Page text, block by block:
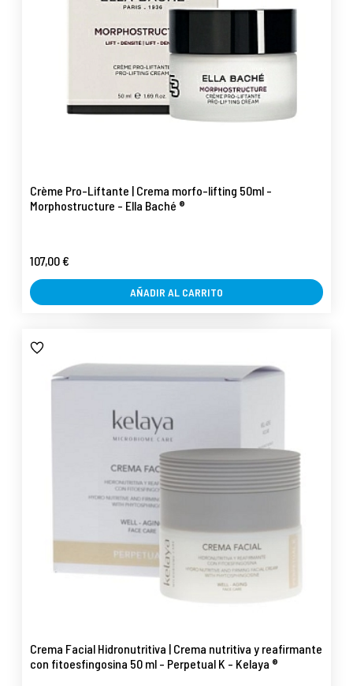
Crème Pro-Liftante | Crema morfo-lifting 50ml -
Morphostructure - Ella Baché ®
107,00 €
AÑADIR AL CARRITO
Crema Facial Hidronutritiva | Crema nutritiva y reafirmante
con fitoesfingosina 50 ml - Perpetual K - Kelaya ®